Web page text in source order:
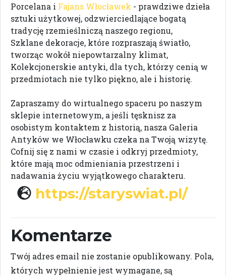
Porcelana i Fajans Włocławek - prawdziwe dzieła
sztuki użytkowej, odzwierciedlające bogatą
tradycję rzemieślniczą naszego regionu,
Szklane dekoracje, które rozpraszają światło,
tworząc wokół niepowtarzalny klimat,
Kolekcjonerskie antyki, dla tych, którzy cenią w
przedmiotach nie tylko piękno, ale i historię.
Zapraszamy do wirtualnego spaceru po naszym
sklepie internetowym, a jeśli tęsknisz za
osobistym kontaktem z historią, nasza Galeria
Antyków we Włocławku czeka na Twoją wizytę.
Cofnij się z nami w czasie i odkryj przedmioty,
które mają moc odmieniania przestrzeni i
nadawania życiu wyjątkowego charakteru.
https://staryswiat.pl/
Komentarze
Twój adres email nie zostanie opublikowany. Pola,
których wypełnienie jest wymagane, są